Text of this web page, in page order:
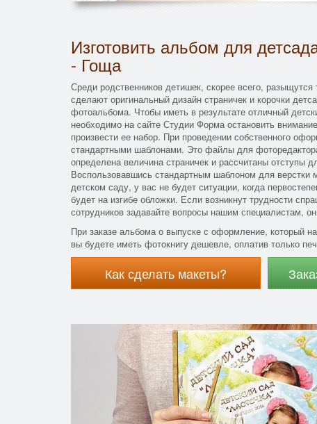
Изготовить альбом для
- Гоща
Среди родственников детишек, скорее всего,
сделают оригинальный дизайн страничек и корочки
фотоальбома. Чтобы иметь в результате отличный
необходимо на сайте Студии Форма остановить
произвести ее набор. При проведении собственного
стандартными шаблонами. Это файлы для
определена величина страничек и рассчитаны отступы
Воспользовавшись стандартным шаблоном для верстки
детском саду, у вас не будет ситуации, когда
будет на изгибе обложки. Если возникнут трудности
сотрудников задавайте вопросы нашим специалистам,
При заказе альбома о выпуске с оформление, который
вы будете иметь фотокнигу дешевле, оплатив только
Как сделать макеты?